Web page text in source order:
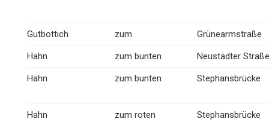
Gutbottich zum Grünearmstraße
Hahn zum bunten Neustädter Straße
Hahn zum bunten Stephansbrücke
Hahn zum roten Stephansbrücke